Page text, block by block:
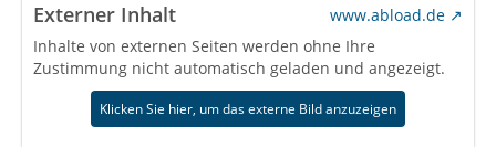
Externer Inhalt
www.abload.de
Inhalte von externen Seiten werden ohne Ihre
Zustimmung nicht automatisch geladen und angezeigt.
Klicken Sie hier, um das externe Bild anzuzeigen